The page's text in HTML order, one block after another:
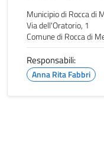
Municipio di Rocca di
Via dell'Oratorio, 1
Comune di Rocca di
Responsabili:
Anna Rita Fabbri